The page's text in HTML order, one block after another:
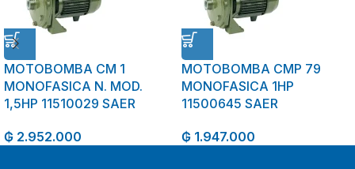
MOTOBOMBA CM 1
MONOFASICA N. MOD.
1,5HP 11510029 SAER
₲ 2.952.000
MOTOBOMBA CMP 79
MONOFASICA 1HP
11500645 SAER
₲ 1.947.000